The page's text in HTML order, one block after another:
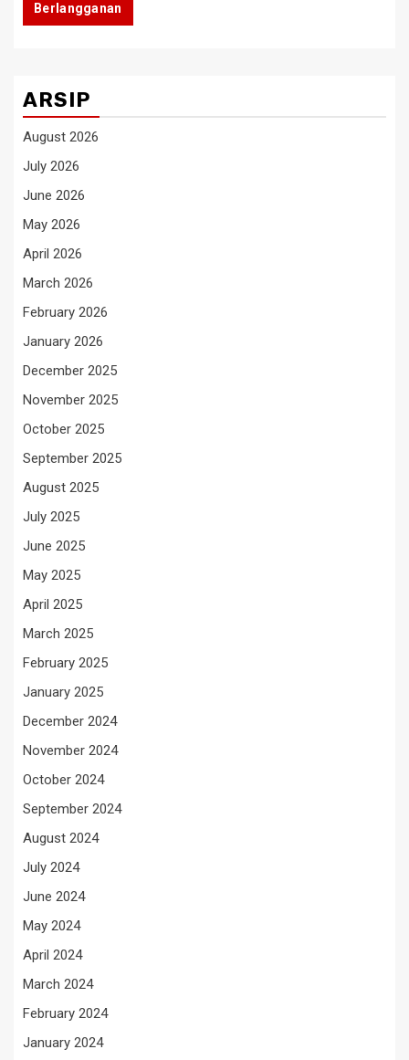
Berlangganan
ARSIP
August 2026
July 2026
June 2026
May 2026
April 2026
March 2026
February 2026
January 2026
December 2025
November 2025
October 2025
September 2025
August 2025
July 2025
June 2025
May 2025
April 2025
March 2025
February 2025
January 2025
December 2024
November 2024
October 2024
September 2024
August 2024
July 2024
June 2024
May 2024
April 2024
March 2024
February 2024
January 2024